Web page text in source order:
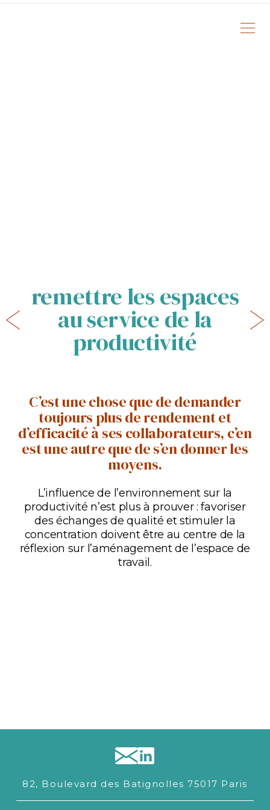
remettre les espaces
au service de la
productivité
C’est une chose que de demander
toujours plus de rendement et
d’efficacité à ses collaborateurs, c’en
est une autre que de s’en donner les
moyens.
L’influence de l’environnement sur la
productivité n’est plus à prouver : favoriser
des échanges de qualité et stimuler la
concentration doivent être au centre de la
réflexion sur l’aménagement de l’espace de
travail.
82, Boulevard des Batignolles 75017 Paris